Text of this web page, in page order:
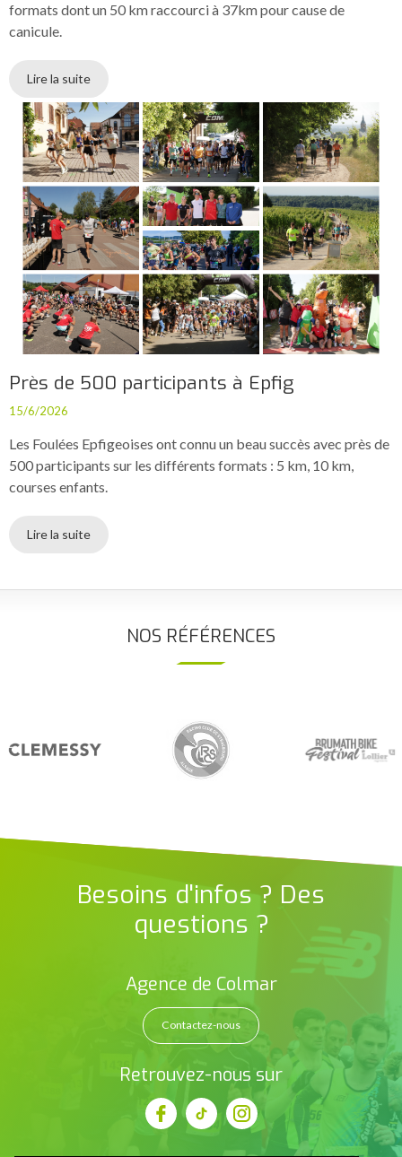
formats dont un 50 km raccourci à 37km pour cause de
canicule.
Lire la suite
Près de 500 participants à Epfig
15/6/2026
Les Foulées Epfigeoises ont connu un beau succès avec près de
500 participants sur les différents formats : 5 km, 10 km,
courses enfants.
Lire la suite
NOS RÉFÉRENCES
Besoins d'infos ? Des
questions ?
Agence de Colmar
Contactez-nous
Retrouvez-nous sur